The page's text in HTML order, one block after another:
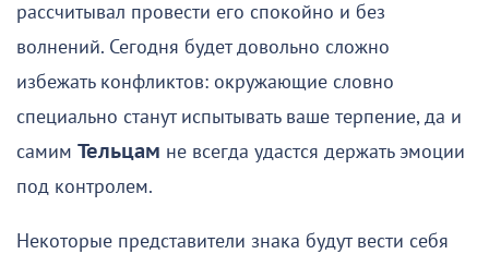
рассчитывал провести его спокойно и без
волнений. Сегодня будет довольно сложно
избежать конфликтов: окружающие словно
специально станут испытывать ваше терпение, да и
самим Тельцам не всегда удастся держать эмоции
под контролем.
Некоторые представители знака будут вести себя